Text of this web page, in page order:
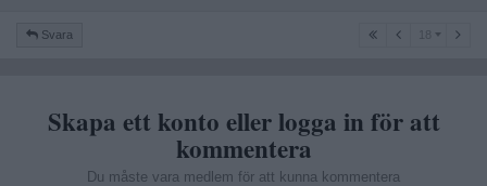
Svara
Skapa ett konto eller logga in för att
kommentera
Du måste vara medlem för att kunna kommentera